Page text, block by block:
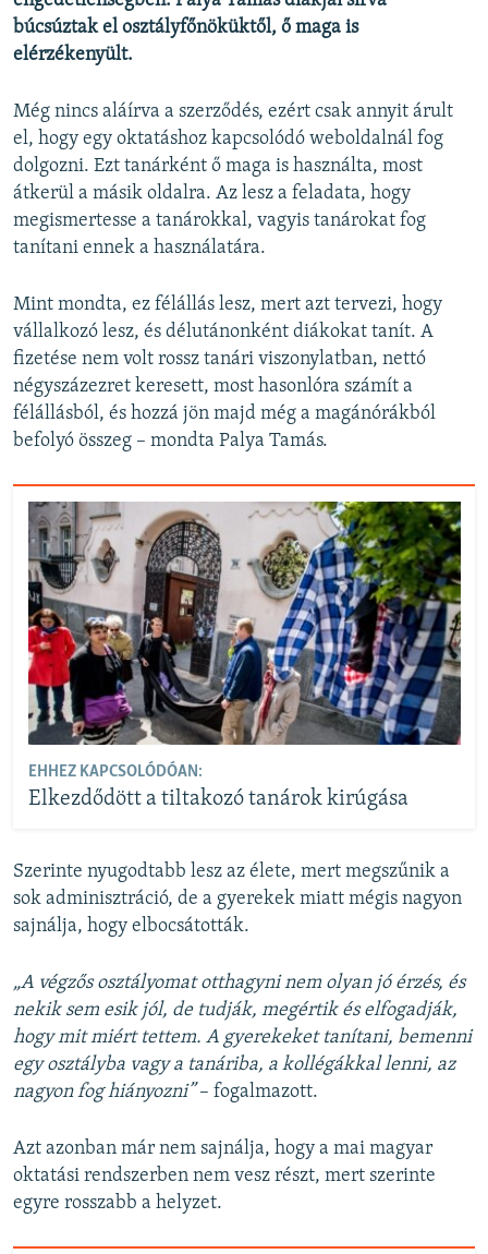
búcsúztak el osztályfőnöküktől, ő maga is
elérzékenyült.
Még nincs aláírva a szerződés, ezért csak annyit árult
el, hogy egy oktatáshoz kapcsolódó weboldalnál fog
dolgozni. Ezt tanárként ő maga is használta, most
átkerül a másik oldalra. Az lesz a feladata, hogy
megismertesse a tanárokkal, vagyis tanárokat fog
tanítani ennek a használatára.
Mint mondta, ez félállás lesz, mert azt tervezi, hogy
vállalkozó lesz, és délutánonként diákokat tanít. A
fizetése nem volt rossz tanári viszonylatban, nettó
négyszázezret keresett, most hasonlóra számít a
félállásból, és hozzá jön majd még a magánórákból
befolyó összeg – mondta Palya Tamás.
EHHEZ KAPCSOLÓDÓAN:
Elkezdődött a tiltakozó tanárok kirúgása
Szerinte nyugodtabb lesz az élete, mert megszűnik a
sok adminisztráció, de a gyerekek miatt mégis nagyon
sajnálja, hogy elbocsátották.
„A végzős osztályomat otthagyni nem olyan jó érzés, és
nekik sem esik jól, de tudják, megértik és elfogadják,
hogy mit miért tettem. A gyerekeket tanítani, bemenni
egy osztályba vagy a tanáriba, a kollégákkal lenni, az
nagyon fog hiányozni”– fogalmazott.
Azt azonban már nem sajnálja, hogy a mai magyar
oktatási rendszerben nem vesz részt, mert szerinte
egyre rosszabb a helyzet.